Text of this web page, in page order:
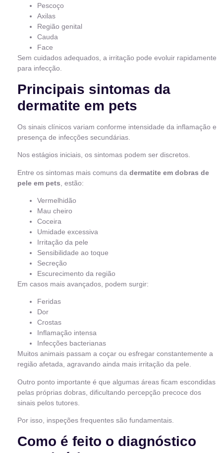
Pescoço
Axilas
Região genital
Cauda
Face
Sem cuidados adequados, a irritação pode evoluir rapidamente
para infecção.
Principais sintomas da
dermatite em pets
Os sinais clínicos variam conforme intensidade da inflamação e
presença de infecções secundárias.
Nos estágios iniciais, os sintomas podem ser discretos.
Entre os sintomas mais comuns da dermatite em dobras de
pele em pets , estão:
Vermelhidão
Mau cheiro
Coceira
Umidade excessiva
Irritação da pele
Sensibilidade ao toque
Secreção
Escurecimento da região
Em casos mais avançados, podem surgir:
Feridas
Dor
Crostas
Inflamação intensa
Infecções bacterianas
Muitos animais passam a coçar ou esfregar constantemente a
região afetada, agravando ainda mais irritação da pele.
Outro ponto importante é que algumas áreas ficam escondidas
pelas próprias dobras, dificultando percepção precoce dos
sinais pelos tutores.
Por isso, inspeções frequentes são fundamentais.
Como é feito o diagnóstico